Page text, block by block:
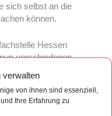
verwalten
von ihnen sind essenziell,
Ihre Erfahrung zu
sich selbst an die
können.
Hessen
verschiedenen
was sind „diese
Und
Jugendarbeit